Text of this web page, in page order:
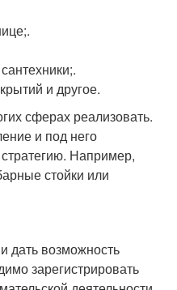
и другое.
сферах реализовать.
и под него
Например,
стойки или
дать возможность
зарегистрировать